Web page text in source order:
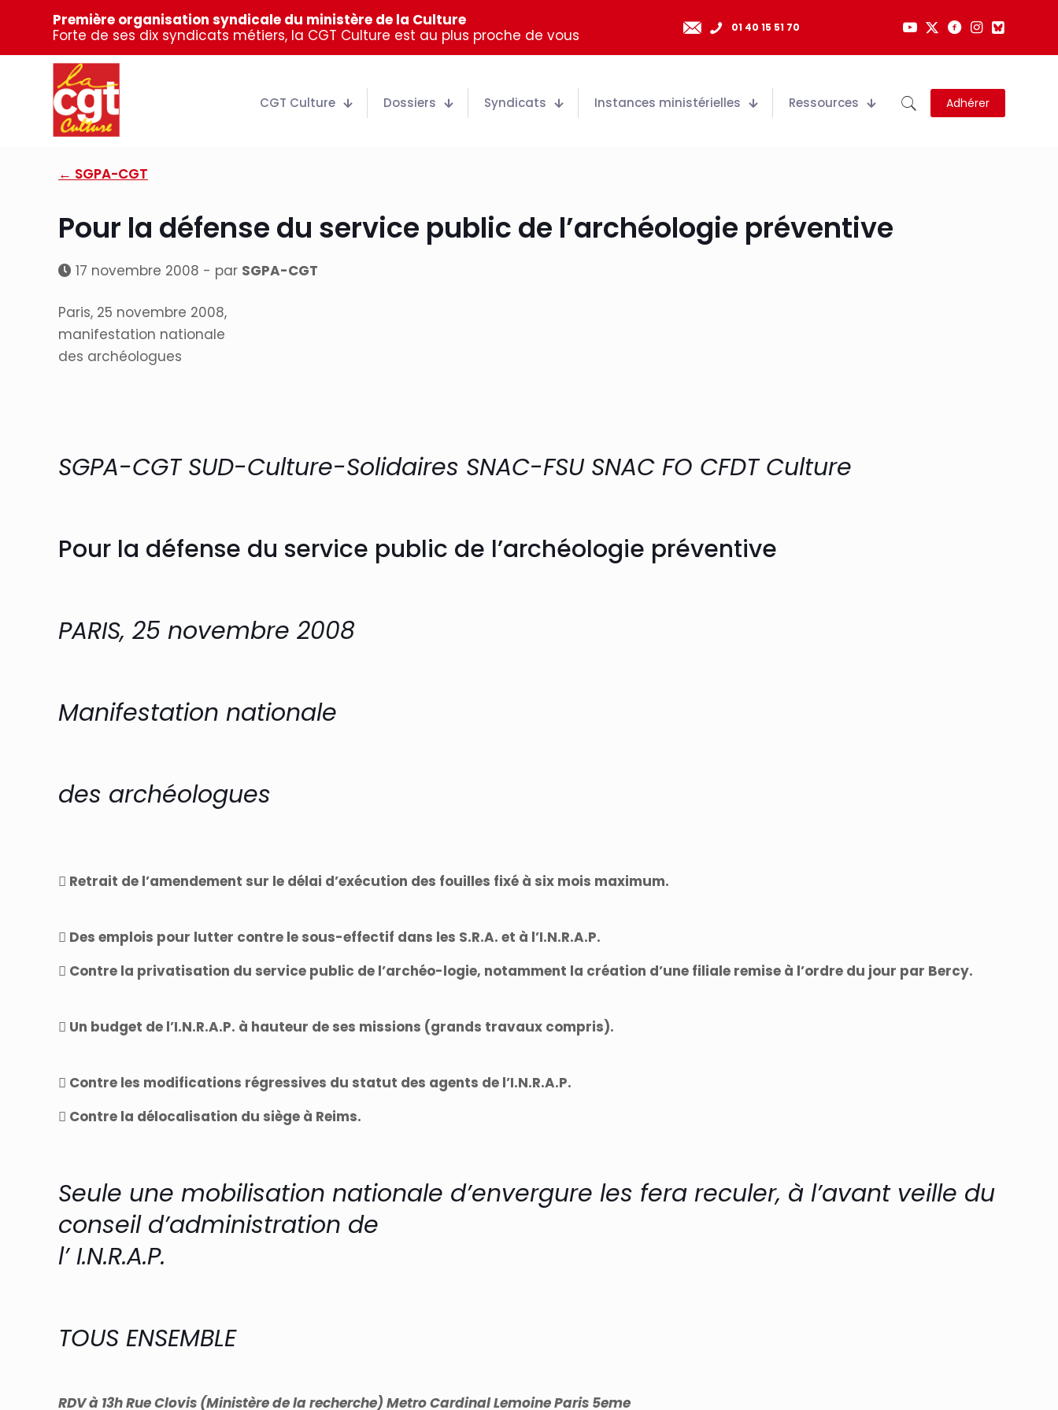
Première organisation syndicale du ministère de la Culture
Forte de ses dix syndicats métiers, la CGT Culture est au plus proche de vous
01 40 15 51 70
CGT Culture Dossiers Syndicats Instances ministérielles Ressources Adhérer
← SGPA-CGT
Pour la défense du service public de l’archéologie préventive
17 novembre 2008 - par SGPA-CGT
Paris, 25 novembre 2008,
manifestation nationale
des archéologues
SGPA-CGT SUD-Culture-Solidaires SNAC-FSU SNAC FO CFDT Culture
Pour la défense du service public de l’archéologie préventive
PARIS, 25 novembre 2008
Manifestation nationale
des archéologues
 Retrait de l’amendement sur le délai d’exécution des fouilles fixé à six mois maximum.
 Des emplois pour lutter contre le sous-effectif dans les S.R.A. et à l’I.N.R.A.P.
 Contre la privatisation du service public de l’archéo-logie, notamment la création d’une filiale remise à l’ordre du jour par Bercy.
 Un budget de l’I.N.R.A.P. à hauteur de ses missions (grands travaux compris).
 Contre les modifications régressives du statut des agents de l’I.N.R.A.P.
 Contre la délocalisation du siège à Reims.
Seule une mobilisation nationale d’envergure les fera reculer, à l’avant veille du
conseil d’administration de
l’ I.N.R.A.P.
TOUS ENSEMBLE
RDV à 13h Rue Clovis (Ministère de la recherche) Metro Cardinal Lemoine Paris 5eme